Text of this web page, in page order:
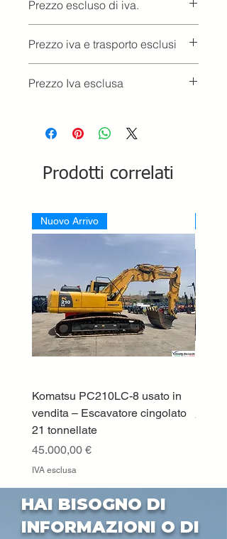
Prezzo escluso di iva.
Prezzo iva e trasporto esclusi
Prezzo Iva esclusa
Prodotti correlati
Nuovo Arrivo
Komatsu PC210LC-8 usato in
vendita – Escavatore cingolato
21 tonnellate
Prezzo
45.000,00 €
IVA esclusa
Prezzo
HAI BISOGNO DI
INFORMAZIONI O DI